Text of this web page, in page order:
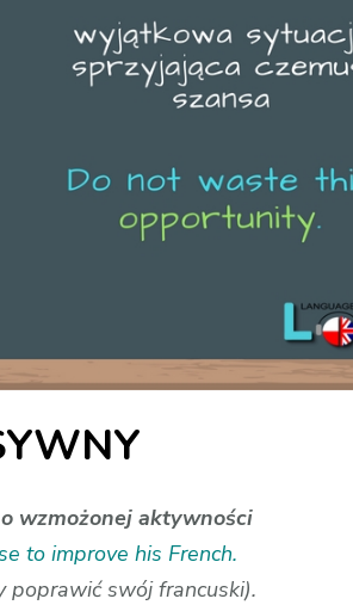
wzmożonej aktywności
to improve his French.
poprawić swój francuski).